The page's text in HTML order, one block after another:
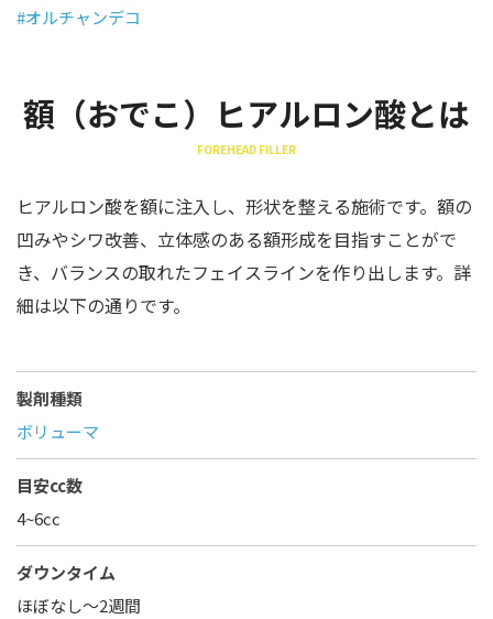
#オルチャンデコ
額（おでこ）ヒアルロン酸とは
FOREHEAD FILLER
ヒアルロン酸を額に注入し、形状を整える施術です。額の
凹みやシワ改善、立体感のある額形成を目指すことがで
き、バランスの取れたフェイスラインを作り出します。詳
細は以下の通りです。
製剤種類
ボリューマ
目安cc数
4~6cc
ダウンタイム
ほぼなし〜2週間